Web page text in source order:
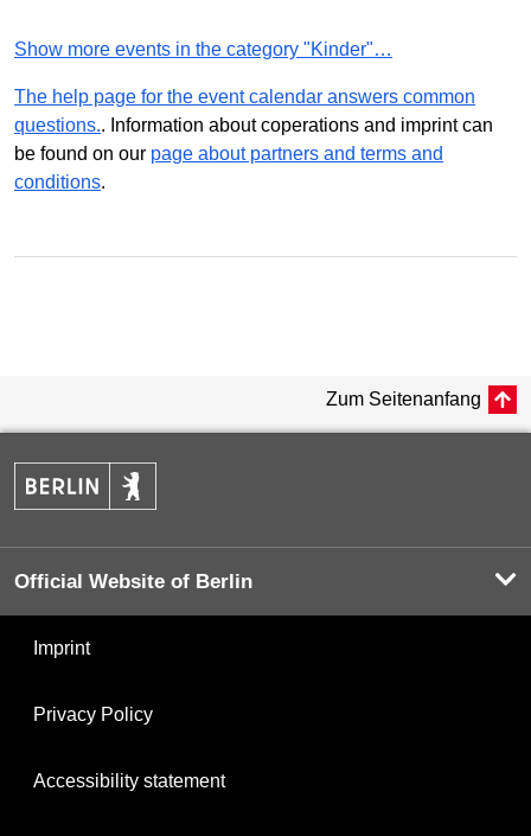
Show more events in the category "Kinder"…
The help page for the event calendar answers common
questions.. Information about coperations and imprint can
be found on our page about partners and terms and
conditions.
Zum Seitenanfang
Official Website of Berlin
Imprint
Privacy Policy
Accessibility statement